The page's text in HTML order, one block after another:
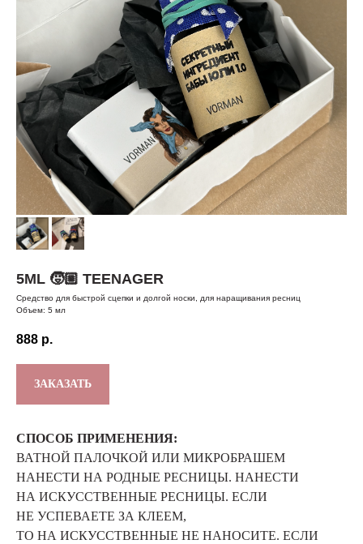
5ML 🧒🏼 TEENAGER
Средство для быстрой сцепки и долгой носки, для наращивания ресниц
Объем: 5 мл
888 р.
ЗАКАЗАТЬ
СПОСОБ ПРИМЕНЕНИЯ:
ВАТНОЙ ПАЛОЧКОЙ ИЛИ МИКРОБРАШЕМ
НАНЕСТИ НА РОДНЫЕ РЕСНИЦЫ. НАНЕСТИ
НА ИСКУССТВЕННЫЕ РЕСНИЦЫ. ЕСЛИ
НЕ УСПЕВАЕТЕ ЗА КЛЕЕМ,
ТО НА ИСКУССТВЕННЫЕ НЕ НАНОСИТЕ. ЕСЛИ